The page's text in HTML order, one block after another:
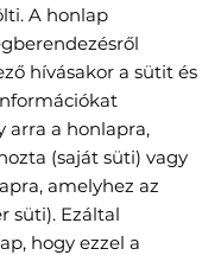
A honlap
hívásakor a sütit és
arra a honlapra,
(saját süti) vagy
amelyhez az
süti). Ezáltal
hogy ezzel a